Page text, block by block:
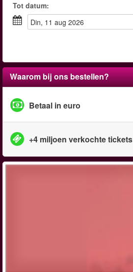
Tot datum:
din, 11 aug 2026
Waarom bij ons bestellen?
Betaal in euro
+4 miljoen verkochte tickets